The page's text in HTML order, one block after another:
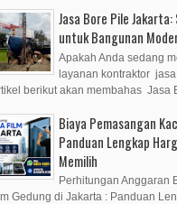
Jasa Bore Pile
untuk Bangunan
Apakah Anda sedang
layanan kontraktor
berikut akan membahas Jasa
Biaya Pemasangan
Panduan Lengkap
Memilih
Perhitungan Anggaran
Gedung di Jakarta : Panduan